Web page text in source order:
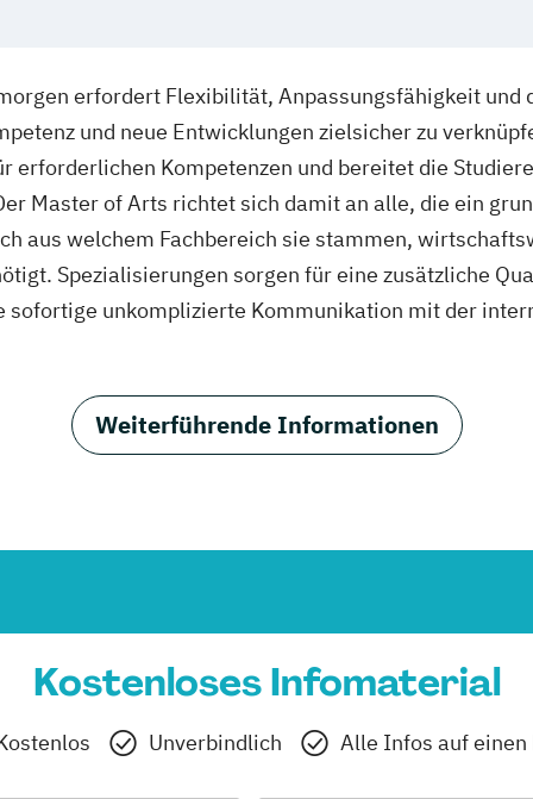
erfordert Flexibilität, Anpassungsfähigkeit und
und neue Entwicklungen zielsicher zu
erforderlichen Kompetenzen und bereitet die
Master of Arts richtet sich damit an alle, die ein
aus welchem Fachbereich sie stammen,
Spezialisierungen sorgen für eine zusätzliche
sofortige unkomplizierte Kommunikation mit der
Weiterführende Informationen
Kostenloses Infomaterial
Unverbindlich Alle Infos auf einen